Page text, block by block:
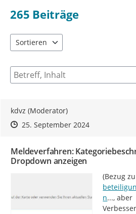
265 Beiträge
Sortieren
Suche nach Beiträgen und
kdvz (Moderator)
Zeitpunkt des Erstellens
Zeitpunkt des Erstellens
25. September 2024Zur Äußerung
Meldeverfahren:
Dropdown anzeigen
(Bezug zu
ntrale/
..., aber